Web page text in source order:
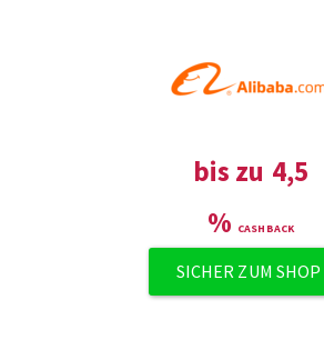
bis zu 4,5
%
SICHER ZUM SHOP